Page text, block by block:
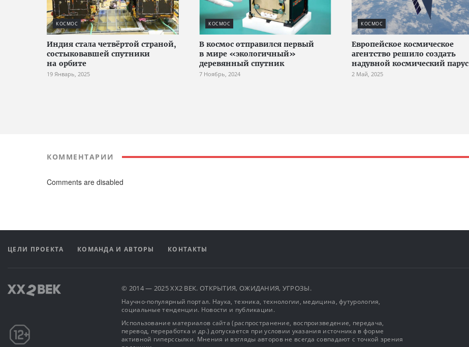
КОСМОС
Индия стала четвёртой страной,
состыковавшей спутники
на орбите
19 Январь, 2025
КОСМОС
В космос отправился первый
в мире «экологичный»
деревянный спутник
7 Ноябрь, 2024
КОСМОС
Европейское космическое
агентство решило создать
надувной космический парус
2 Май, 2025
КОММЕНТАРИИ
Comments are disabled
ЦЕЛИ ПРОЕКТА КОМАНДА И АВТОРЫ КОНТАКТЫ
© 2014 — 2025 XX2 ВЕК. ОТКРЫТИЯ, ОЖИДАНИЯ, УГРОЗЫ.
Научно-популярный портал. Наука, техника, технологии, медицина, футурология,
социальные тенденции. Новости и публикации.
Использование материалов сайта (распространение, воспроизведение, передача,
перевод, переработка и др.) допускается при условии указания источника в форме
активной гиперссылки. Мнения и взгляды авторов не всегда совпадают с точкой зрения